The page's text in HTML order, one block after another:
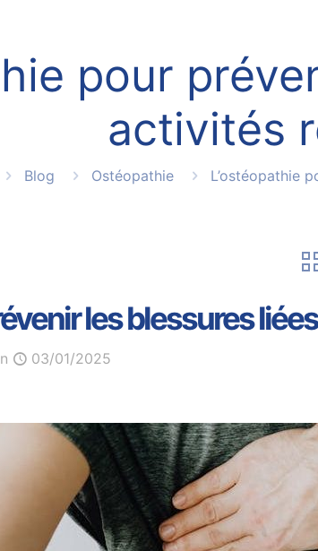
pour
activités
Blog Ostéopathie L’ostéopathie
les blessures
03/01/2025